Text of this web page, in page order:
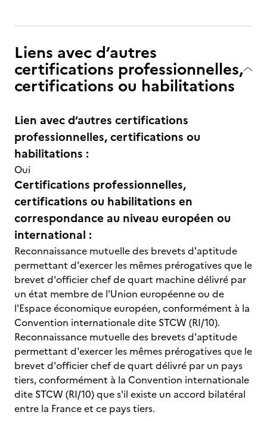
Liens avec d’autres
certifications professionnelles,
certifications ou habilitations
Lien avec d’autres certifications
professionnelles, certifications ou
habilitations :
Oui
Certifications professionnelles,
certifications ou habilitations en
correspondance au niveau européen ou
international :
Reconnaissance mutuelle des brevets d'aptitude
permettant d'exercer les mêmes prérogatives que le
brevet d'officier chef de quart machine délivré par
un état membre de l'Union européenne ou de
l'Espace économique européen, conformément à la
Convention internationale dite STCW (RI/10).
Reconnaissance mutuelle des brevets d'aptitude
permettant d'exercer les mêmes prérogatives que le
brevet d'officier chef de quart délivré par un pays
tiers, conformément à la Convention internationale
dite STCW (RI/10) que s'il existe un accord bilatéral
entre la France et ce pays tiers.